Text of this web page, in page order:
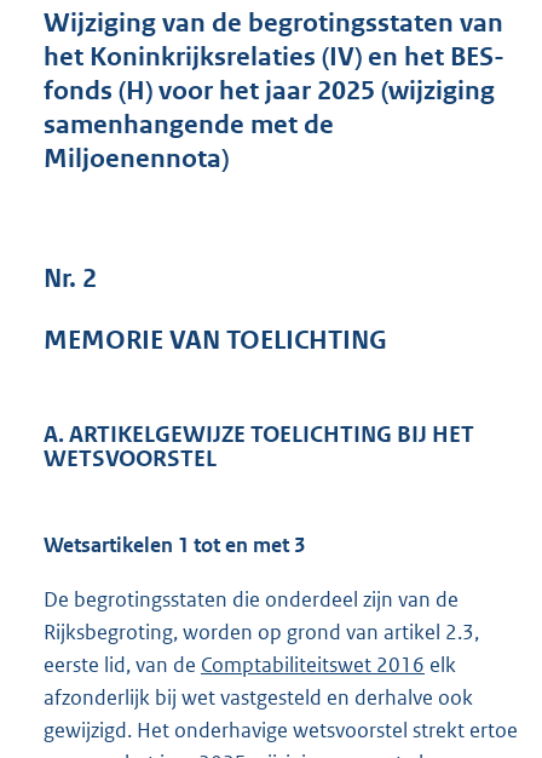
d
s
g
r
o
Wijziging van de begrotingsstaten van
het Koninkrijksrelaties (IV) en het BES-
fonds (H) voor het jaar 2025 (wijziging
samenhangende met de
Miljoenennota)
Nr. 2
MEMORIE VAN TOELICHTING
A. ARTIKELGEWIJZE TOELICHTING BIJ HET
WETSVOORSTEL
Wetsartikelen 1 tot en met 3
De begrotingsstaten die onderdeel zijn van de
Rijksbegroting, worden op grond van artikel 2.3,
eerste lid, van de Comptabiliteitswet 2016 elk
afzonderlijk bij wet vastgesteld en derhalve ook
gewijzigd. Het onderhavige wetsvoorstel strekt ertoe